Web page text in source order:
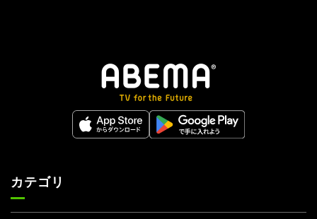
カテゴリ